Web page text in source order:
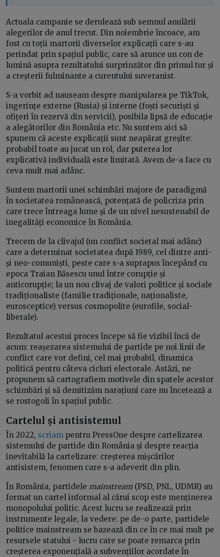
Actuala campanie se derulează sub semnul anulării
alegerilor de anul trecut. Din noiembrie încoace, am
fost cu toții martorii diverselor explicații care s-au
perindat prin spațiul public, care să arunce un con de
lumină asupra rezultatului surprinzător din primul tur și
a creșterii fulminante a curentului suveranist.
S-a vorbit ad nauseam despre manipularea pe TikTok,
ingerințe externe (Rusia) și interne (foști securiști și
ofițeri în rezervă din servicii), posibila lipsă de educație
a alegătorilor din România etc. Nu suntem aici să
spunem că aceste explicații sunt neapărat greșite:
probabil toate au jucat un rol, dar puterea lor
explicativă individuală este limitată. Avem de-a face cu
ceva mult mai adânc.
Suntem martorii unei schimbări majore de paradigmă
în societatea românească, potențată de policriza prin
care trece întreaga lume și de un nivel nesustenabil de
inegalități economice în România.
Trecem de la clivajul (un conflict societal mai adânc)
care a determinat societatea după 1989, cel dintre anti-
și neo-comuniști, peste care s-a suprapus începând cu
epoca Traian Băsescu unul între corupție și
anticorupție; la un nou clivaj de valori politice și sociale
tradiționaliste (familie tradiționale, naționaliste,
eurosceptice) versus cosmopolite (eurofile, social-
liberale).
Rezultatul acestui proces începe să fie vizibil încă de
acum: reașezarea sistemului de partide pe noi linii de
conflict care vor defini, cel mai probabil, dinamica
politică pentru câteva cicluri electorale. Astăzi, ne
propunem să cartografiem motivele din spatele acestor
schimbări și să demitizăm narațiuni care nu încetează a
se rostogoli în spațiul public.
Cartelul și antisistemul
În 2022, scriam pentru PressOne despre cartelizarea
sistemului de partide din România și despre reacția
inevitabilă la cartelizare: creșterea mișcărilor
antisistem, fenomen care s-a adeverit din plin.
În România, partidele mainstream (PSD, PNL, UDMR) au
format un cartel informal al cărui scop este menținerea
monopolului politic. Acest lucru se realizează prin
instrumente legale, la vedere: pe de-o parte, partidele
politice mainstream se bazează din ce în ce mai mult pe
resursele statului - lucru care se poate remarca prin
creșterea exponențială a subvențiilor acordate în